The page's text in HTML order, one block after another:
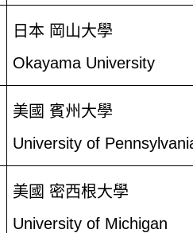
日本 岡山大學
Okayama University
美國 賓州大學
University of
美國 密西根大學
University of Michigan